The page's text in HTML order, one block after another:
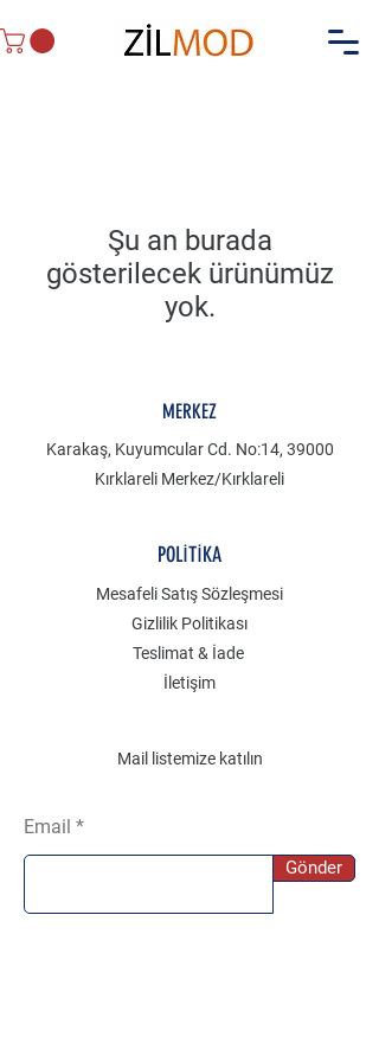
Şu an burada
gösterilecek ürünümüz
yok.
MERKEZ
Karakaş, Kuyumcular Cd. No:14, 39000
Kırklareli Merkez/Kırklareli
POLİTİKA
Mesafeli Satış Sözleşmesi
Gizlilik Politikası
Teslimat & İade
İletişim
Mail listemize katılın
Email
Gönder